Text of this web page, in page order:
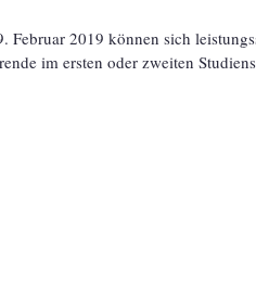
Februar 2019 können sich
im ersten oder zweiten